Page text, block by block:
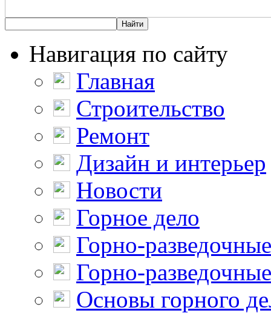
Навигация по сайту
Главная
Строительство
Ремонт
Дизайн и интерьер
Новости
Горное дело
Горно-
Горно-
Основы горного